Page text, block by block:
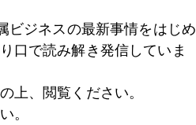
ビジネスの最新事情をはじめ
口で読み解き発信していま
上、閲覧ください。
。